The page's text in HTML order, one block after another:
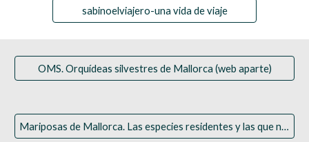
sabinoelviajero-una vida de viaje
OMS. Orquídeas silvestres de Mallorca (web aparte)
Mariposas de Mallorca. Las especies residentes y las que nos visitan